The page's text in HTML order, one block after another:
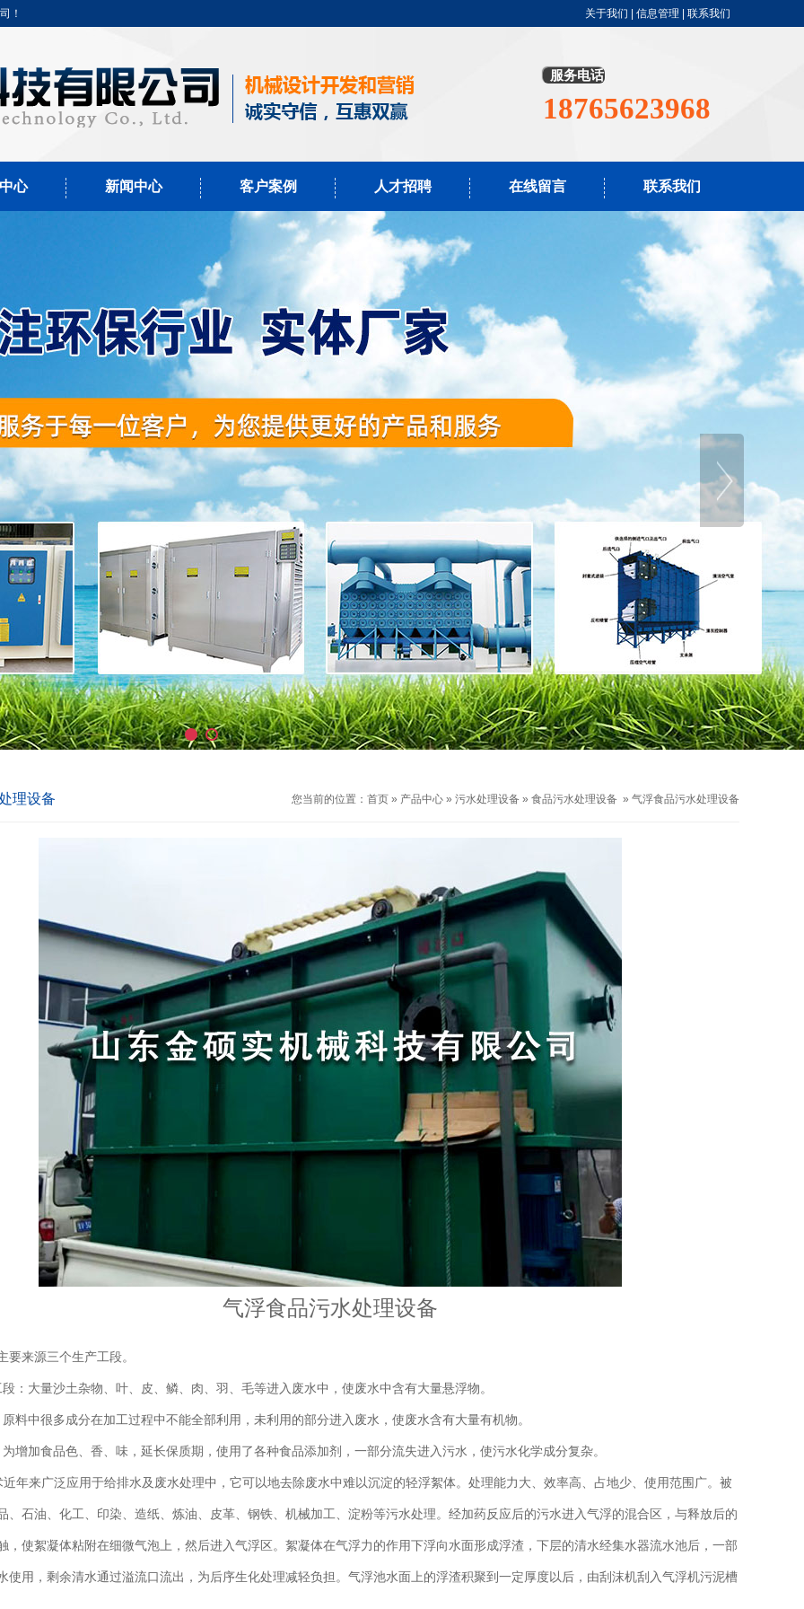
！ 关于我们 信息管理 联系我们
服务电话
18765623968
心 新闻中心 客户案例 人才招聘 在线留言 联系我们
理设备 您当前的位置： 首页 » 产品中心 » 污水处理设备 » 食品污水处理设备 » 气浮食品污水处理设备
气浮食品污水处理设备
要来源三个生产工段。
：大量沙土杂物、叶、皮、鳞、肉、羽、毛等进入废水中，使废水中含有大量悬浮物。
料中很多成分在加工过程中不能全部利用，未利用的部分进入废水，使废水含有大量有机物。
增加食品色、香、味，延长保质期，使用了各种食品添加剂，一部分流失进入污水，使污水化学成分复杂。
年来广泛应用于给排水及废水处理中，它可以地去除废水中难以沉淀的轻浮絮体。处理能力大、效率高、占地少、使用范围广。被
、 石油、化工、印染、造纸、炼油、皮革、钢铁、机械加工、淀粉等污水处理。经加药反应后的污水进入气浮的混合区，与释放后的
，使絮凝体粘附在细微气泡上，然后进入气浮区。絮凝体在气浮力的作用下浮向水面形成浮渣，下层的清水经集水器流水池后，一部
使用，剩余清水通过溢流口流出 ，为后序生化处理减轻负担。 气浮池水面上的浮渣积聚到一定厚度以后，由刮沫机刮入气浮机污泥槽